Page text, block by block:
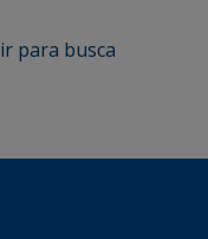
ir para busca